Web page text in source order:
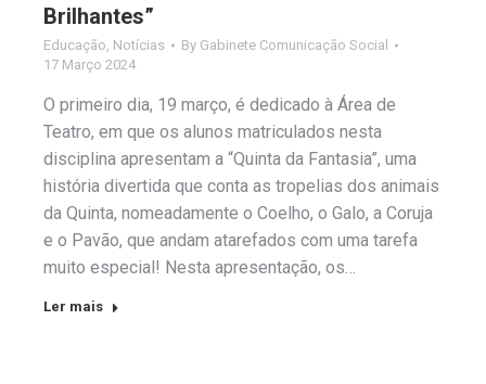
Brilhantes”
Educação Notícias By Gabinete Comunicação Social
17 Março 2024
O primeiro dia, 19 março, é dedicado à Área de
Teatro, em que os alunos matriculados nesta
disciplina apresentam a “Quinta da Fantasia”, uma
história divertida que conta as tropelias dos animais
da Quinta, nomeadamente o Coelho, o Galo, a Coruja
e o Pavão, que andam atarefados com uma tarefa
muito especial! Nesta apresentação, os…
Ler mais